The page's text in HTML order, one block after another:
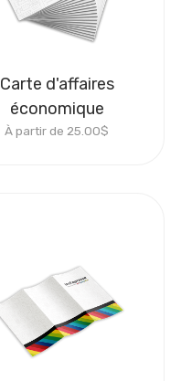
Carte d'affaires
économique
À partir de 25.00$